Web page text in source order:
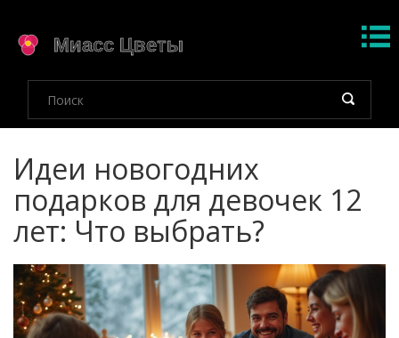
Идеи новогодних
подарков для девочек 12
лет: Что выбрать?